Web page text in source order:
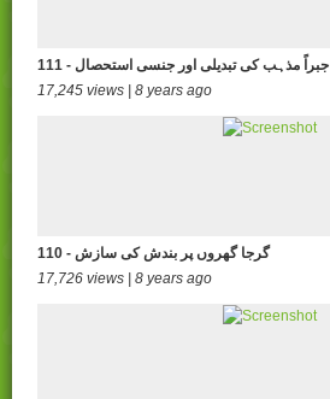
111 - جبراً مذہب کی تبدیلی اور جنسی استحصال
17,245 views | 8 years ago
110 - گرجا گھروں پر بندش کی سازش
17,726 views | 8 years ago